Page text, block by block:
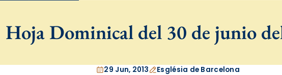
Hoja Dominical del 30 de junio
29 Jun, 2013 Església de Barcelona